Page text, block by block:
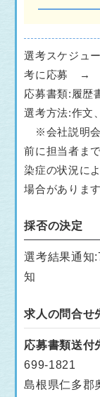
選考スケジュ
考に応募 →
応募書類:履歴
選考方法:作文
※会社説明会
前に担当者ま
染症の状況に
場合があります
採否の決定
選考結果通知
知
求人の問合せ
応募書類送付
699-1821
島根県仁多郡